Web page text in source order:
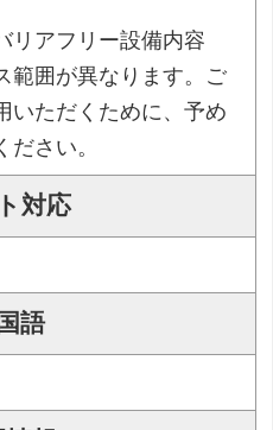
リアフリー設備内容
範囲が異なります。ご
いただくために、予め
さい。
対応
語